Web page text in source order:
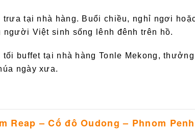
trưa tại nhà hàng. Buổi chiều, nghỉ ngơi
người Việt sinh sống lênh đênh trên hồ.
tối buffet tại nhà hàng Tonle Mekong,
ngày xưa.
Reap – Cố đô Oudong – Phnom Penh